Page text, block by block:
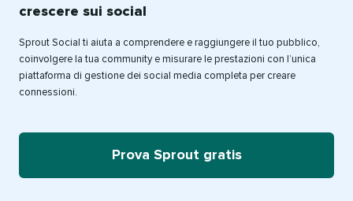
crescere sui social
Sprout Social ti aiuta a comprendere e raggiungere il tuo pubblico,
coinvolgere la tua community e misurare le prestazioni con l’unica
piattaforma di gestione dei social media completa per creare
connessioni.
Prova Sprout gratis